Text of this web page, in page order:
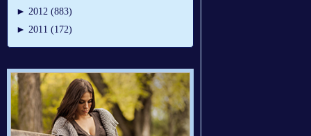
► 2012 (883)
► 2011 (172)